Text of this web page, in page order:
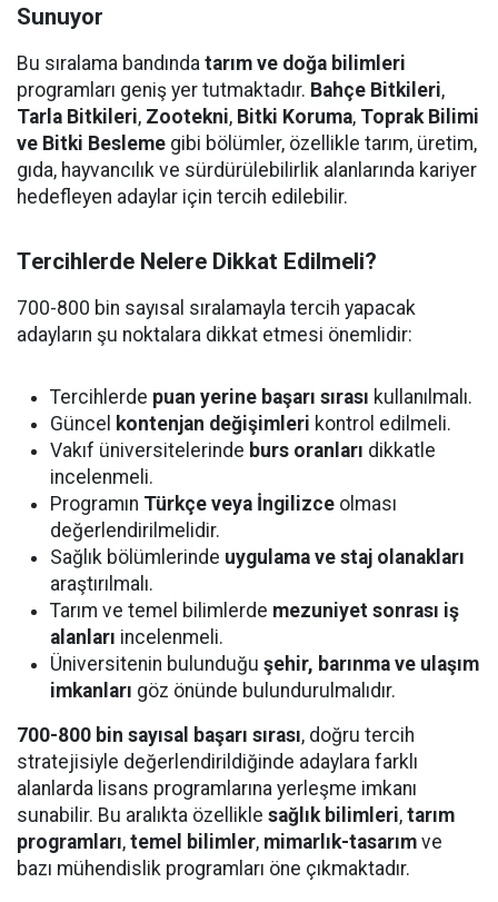
Sunuyor
Bu sıralama bandında tarım ve doğa bilimleri
programları geniş yer tutmaktadır. Bahçe Bitkileri,
Tarla Bitkileri, Zootekni, Bitki Koruma, Toprak Bilimi
ve Bitki Besleme gibi bölümler, özellikle tarım, üretim,
gıda, hayvancılık ve sürdürülebilirlik alanlarında kariyer
hedefleyen adaylar için tercih edilebilir.
Tercihlerde Nelere Dikkat Edilmeli?
700-800 bin sayısal sıralamayla tercih yapacak
adayların şu noktalara dikkat etmesi önemlidir:
Tercihlerde puan yerine başarı sırası kullanılmalı.
Güncel kontenjan değişimleri kontrol edilmeli.
Vakıf üniversitelerinde burs oranları dikkatle
incelenmeli.
Programın Türkçe veya İngilizce olması
değerlendirilmelidir.
Sağlık bölümlerinde uygulama ve staj olanakları
araştırılmalı.
Tarım ve temel bilimlerde mezuniyet sonrası iş
alanları incelenmeli.
Üniversitenin bulunduğu şehir, barınma ve ulaşım
imkanları göz önünde bulundurulmalıdır.
700-800 bin sayısal başarı sırası, doğru tercih
stratejisiyle değerlendirildiğinde adaylara farklı
alanlarda lisans programlarına yerleşme imkanı
sunabilir. Bu aralıkta özellikle sağlık bilimleri, tarım
programları, temel bilimler, mimarlık-tasarım ve
bazı mühendislik programları öne çıkmaktadır.